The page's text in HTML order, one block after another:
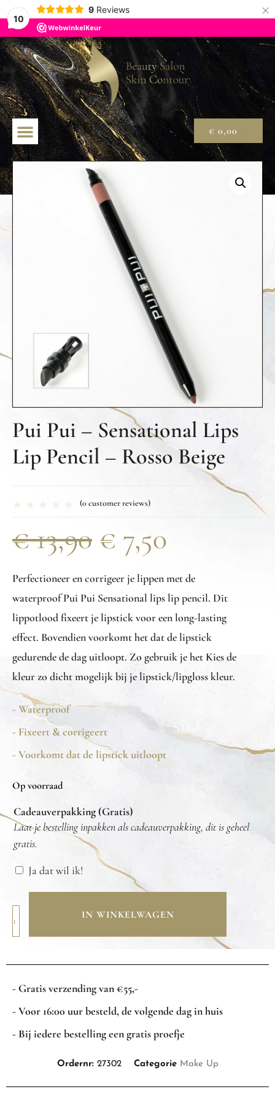
10
9 Reviews ×
€ 0,00
Pui Pui – Sensational Lips
Lip Pencil – Rosso Beige
(0customer reviews)
€13,90 € 7,50
Perfectioneer en corrigeer je lippen met de
waterproof Pui Pui Sensational lips lip pencil. Dit
lippotlood fixeert je lipstick voor een long-lasting
effect. Bovendien voorkomt het dat de lipstick
gedurende de dag uitloopt. Zo gebruik je het Kies de
kleur zo dicht mogelijk bij je lipstick/lipgloss kleur.
- Waterproof
- Fixeert & corrigeert
- Voorkomt dat de lipstick uitloopt
Op voorraad
Cadeauverpakking (Gratis)
Laat je bestelling inpakken als cadeauverpakking, dit is geheel
gratis.
Ja dat wil ik!
IN WINKELWAGEN
- Gratis verzending van €55,-
- Voor 16:00 uur besteld, de volgende dag in huis
- Bij iedere bestelling een gratis proefje
Ordernr: 27302 Categorie Make Up